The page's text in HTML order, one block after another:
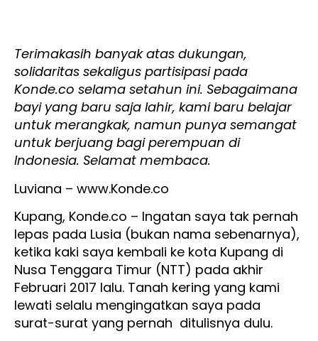
Terimakasih banyak atas dukungan,
solidaritas sekaligus partisipasi pada
Konde.co selama setahun ini. Sebagaimana
bayi yang baru saja lahir, kami baru belajar
untuk merangkak, namun punya semangat
untuk berjuang bagi perempuan di
Indonesia. Selamat membaca.
Luviana – www.Konde.co
Kupang, Konde.co – Ingatan saya tak pernah
lepas pada Lusia (bukan nama sebenarnya),
ketika kaki saya kembali ke kota Kupang di
Nusa Tenggara Timur (NTT) pada akhir
Februari 2017 lalu. Tanah kering yang kami
lewati selalu mengingatkan saya pada
surat-surat yang pernah ditulisnya dulu.